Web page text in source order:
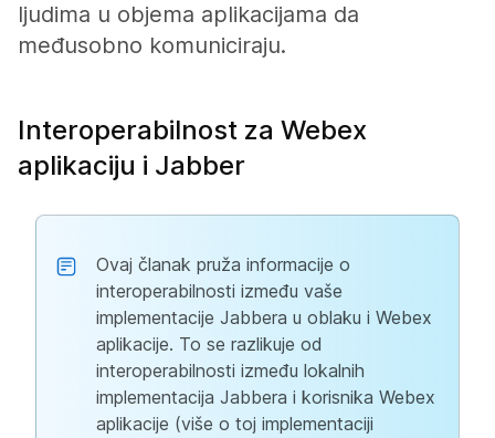
ljudima u objema aplikacijama da
međusobno komuniciraju.
Interoperabilnost za Webex
aplikaciju i Jabber
Ovaj članak pruža informacije o
interoperabilnosti između vaše
implementacije Jabbera u oblaku i Webex
aplikacije. To se razlikuje od
interoperabilnosti između lokalnih
implementacija Jabbera i korisnika Webex
aplikacije (više o toj implementaciji